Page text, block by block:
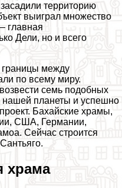
территорию
выиграл множество
главная
Дели, но и всего
границы между
по всему миру.
семь подобных
нашей планеты и успешно
Бахайские храмы,
США, Германии,
Сейчас строится
храма